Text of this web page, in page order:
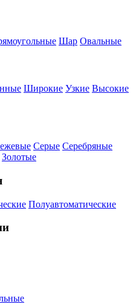
Шар Овальные
Широкие Узкие Высокие
Серые Серебряные
Золотые
Полуавтоматические